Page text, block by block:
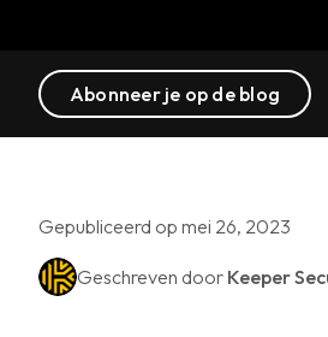
Abonneer je op de blog
Gepubliceerd op mei 26, 2023
Geschreven door Keeper